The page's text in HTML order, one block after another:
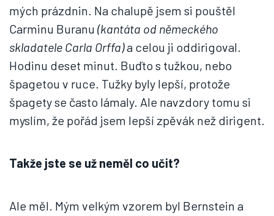
mých prázdnin. Na chalupě jsem si pouštěl
Carminu Buranu (kantáta od německého
skladatele Carla Orffa)a celou ji oddirigoval.
Hodinu deset minut. Buďto s tužkou, nebo
špagetou v ruce. Tužky byly lepší, protože
špagety se často lámaly. Ale navzdory tomu si
myslím, že pořád jsem lepší zpěvák než dirigent.
Takže jste se už neměl co učit?
Ale měl. Mým velkým vzorem byl Bernstein a